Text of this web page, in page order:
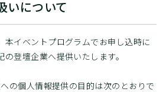
いについて
本イベントプログラムでお申し込時に
登壇企業へ提供いたします。
の個人情報提供の目的は次のとおりで